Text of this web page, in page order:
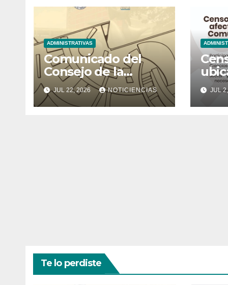
ADMINISTRATIVAS
Comunicado del
Consejo de la
Escuela de Biología
JUL 22, 2026 NOTICIENCIAS JUL
Te lo perdiste